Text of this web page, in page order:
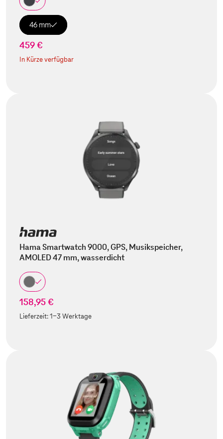
46 mm
459 €
In Kürze verfügbar
Hama Smartwatch 9000, GPS, Musikspeicher,
AMOLED 47 mm, wasserdicht
158,95 €
Lieferzeit:1-3 Werktage